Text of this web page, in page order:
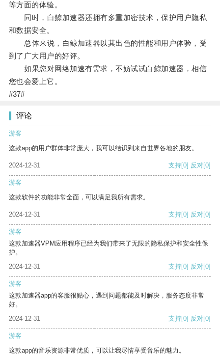
等方面的体验。
同时，白鲸加速器还拥有多重加密技术，保护用户隐私
和数据安全。
总体来说，白鲸加速器以其出色的性能和用户体验，受
到了广大用户的好评。
如果您对网络加速有需求，不妨试试白鲸加速器，相信
您也会爱上它。
#37#
评论
游客
这款app的用户群体非常庞大，我可以结识到来自世界各地的朋友。
2024-12-31 支持[0] 反对[0]
游客
这款软件的功能非常全面，可以满足我所有需求。
2024-12-31 支持[0] 反对[0]
游客
这款加速器VPM应用程序已经为我们带来了无限的隐私保护和安全性保
护。
2024-12-31
支持[0] 反对[0]
游客
这款加速器app的客服很贴心，遇到问题都能及时解决，服务态度非常
好。
2024-12-31
支持[0] 反对[0]
游客
这款app的音乐资源非常优质，可以让我尽情享受音乐的魅力。